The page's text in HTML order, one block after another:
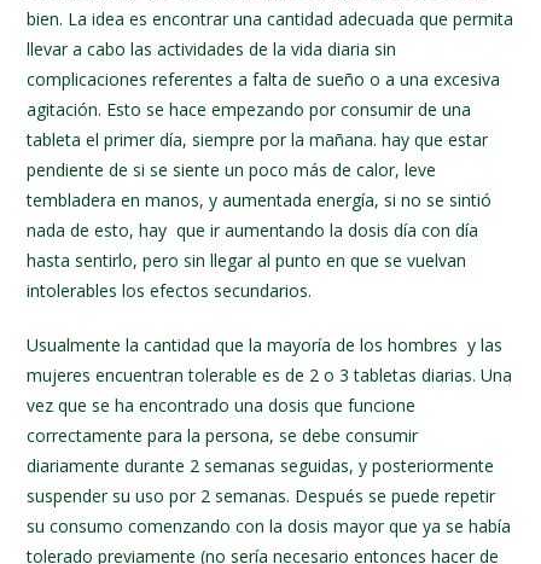
bien. La idea es encontrar una cantidad adecuada que permita
llevar a cabo las actividades de la vida diaria sin
complicaciones referentes a falta de sueño o a una excesiva
agitación. Esto se hace empezando por consumir de una
tableta el primer día, siempre por la mañana. hay que estar
pendiente de si se siente un poco más de calor, leve
tembladera en manos, y aumentada energía, si no se sintió
nada de esto, hay que ir aumentando la dosis día con día
hasta sentirlo, pero sin llegar al punto en que se vuelvan
intolerables los efectos secundarios.
Usualmente la cantidad que la mayoría de los hombres y las
mujeres encuentran tolerable es de 2 o 3 tabletas diarias. Una
vez que se ha encontrado una dosis que funcione
correctamente para la persona, se debe consumir
diariamente durante 2 semanas seguidas, y posteriormente
suspender su uso por 2 semanas. Después se puede repetir
su consumo comenzando con la dosis mayor que ya se había
tolerado previamente (no sería necesario entonces hacer de